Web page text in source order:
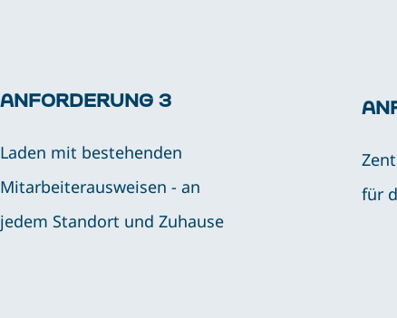
ANFORDERUNG 3
Laden mit bestehenden
Mitarbeiterausweisen - an
jedem Standort und Zuhause
für